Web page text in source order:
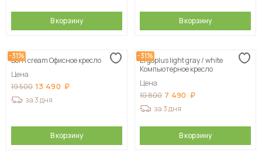
В корзину В корзину
-31%
Born сream Офисное кресло
Цена
19 500 13 490
за 3 дня
В корзину
-31%
Ergoplus light gray / white
Компьютерное кресло
Цена
10 800 7 490
за 3 дня
В корзину